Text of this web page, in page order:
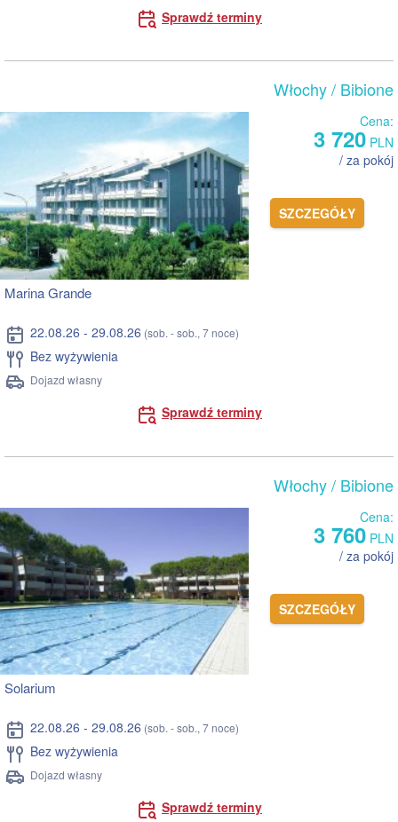
Sprawdź terminy
Włochy/ Bibione
Cena:
3 720 PLN
/ za pokój
SZCZEGÓŁY
Marina Grande
22.08.26 - 29.08.26 (sob. - sob., 7 noce)
Bez wyżywienia
Dojazd własny
Sprawdź terminy
Włochy/ Bibione
Cena:
3 760 PLN
/ za pokój
SZCZEGÓŁY
Solarium
22.08.26 - 29.08.26 (sob. - sob., 7 noce)
Bez wyżywienia
Dojazd własny
Sprawdź terminy